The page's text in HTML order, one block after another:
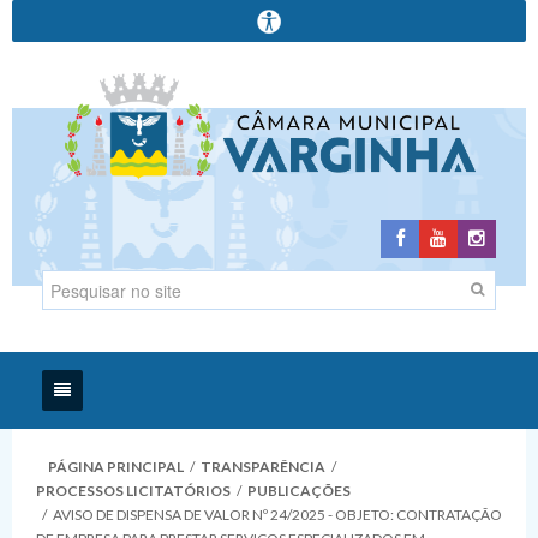
Institucional
PÁGINA PRINCIPAL / TRANSPARÊNCIA /
PROCESSOS LICITATÓRIOS / PUBLICAÇÕES
/ AVISO DE DISPENSA DE VALOR Nº 24/2025 - OBJETO: CONTRATAÇÃO